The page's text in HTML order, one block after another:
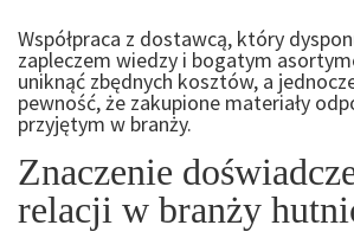
Współpraca z dostawcą, który
zapleczem wiedzy i bogatym
uniknąć zbędnych kosztów, a
pewność, że zakupione materiały
przyjętym w branży.
Znaczenie
relacji w branży